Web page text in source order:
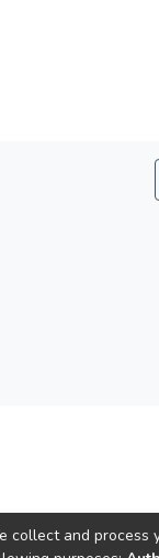
collect and process